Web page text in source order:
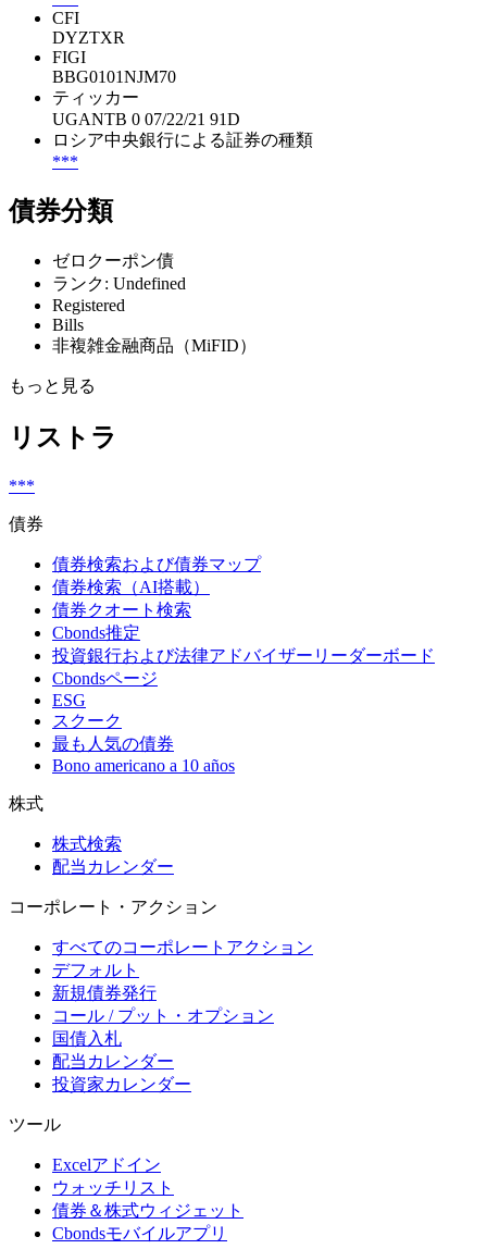
CFI
DYZTXR
FIGI
BBG0101NJM70
ティッカー
UGANTB 0 07/22/21 91D
ロシア中央銀行による証券の種類
***
債券分類
ゼロクーポン債
ランク: Undefined
Registered
Bills
非複雑金融商品（MiFID）
もっと見る
リストラ
***
債券
債券検索および債券マップ
債券検索（AI搭載）
債券クオート検索
Cbonds推定
投資銀行および法律アドバイザーリーダーボード
Cbondsページ
ESG
スクーク
最も人気の債券
Bono americano a 10 años
株式
株式検索
配当カレンダー
コーポレート・アクション
すべてのコーポレートアクション
デフォルト
新規債券発行
コール / プット・オプション
国債入札
配当カレンダー
投資家カレンダー
ツール
Excelアドイン
ウォッチリスト
債券＆株式ウィジェット
Cbondsモバイルアプリ